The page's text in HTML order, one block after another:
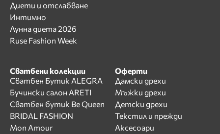
Диети и отслабване
Интимно
Лунна диета 2026
Ruse Fashion Week
Сватбени колекции
Сватбен Бутик ALEGRA
Бучински салон ARETI
Сватбен бутик Be Queen
BRIDAL FASHION
Mon Amour
Оферти
Дамски дрехи
Мъжки дрехи
Детски дрехи
Текстил и прежди
Аксесоари